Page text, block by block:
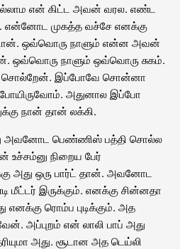
என் கிட்ட அவன் வரல. எண்ட
என்னோட முகத்த வச்சே எனக்கு
ஒவ்வொரு நாளும் என்ன அவன்
நாளும் ஒவ்வொரு சுகம்.
சொல்றேன். இப்போவே சொன்னா
போயிருவோம். அதுனால இப்போ
நான் தான் லக்கி.
அவனோட பெண்ணிஸ் பத்தி சொல்ல
நிறைய பேர்
அது ஒரு பார்ட் தான். அவனோட
மீட்டர் இருக்கும். எனக்கு சின்னதா
எனக்கு ரொம்ப புடிக்கும். அத
அப்புறம் என் லாலி பாப் அது
அது. சூடான அத டெய்லி